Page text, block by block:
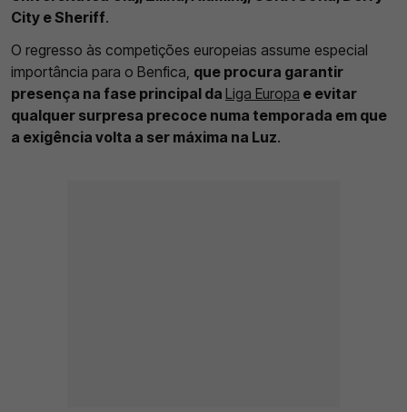
City e Sheriff.
O regresso às competições europeias assume especial
importância para o Benfica, que procura garantir
presença na fase principal da Liga Europa e evitar
qualquer surpresa precoce numa temporada em que
a exigência volta a ser máxima na Luz.